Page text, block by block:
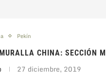
Pekín
CHINA: SECCIÓN
27 diciembre, 2019